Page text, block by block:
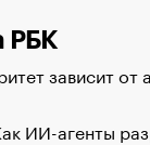
РБК
зависит от
ИИ-агенты